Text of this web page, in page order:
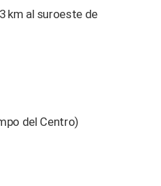
km al suroeste de
del Centro)